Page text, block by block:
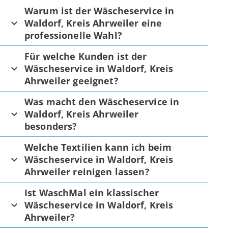
Warum ist der Wäscheservice in
Waldorf, Kreis Ahrweiler eine
professionelle Wahl?
Für welche Kunden ist der
Wäscheservice in Waldorf, Kreis
Ahrweiler geeignet?
Was macht den Wäscheservice in
Waldorf, Kreis Ahrweiler
besonders?
Welche Textilien kann ich beim
Wäscheservice in Waldorf, Kreis
Ahrweiler reinigen lassen?
Ist WaschMal ein klassischer
Wäscheservice in Waldorf, Kreis
Ahrweiler?